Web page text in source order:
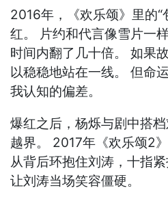
2016年，《欢乐颂》里的“
红。 片约和代言像雪片一
时间内翻了几十倍。 如果
以稳稳地站在一线。 但命
我认知的偏差。
爆红之后，杨烁与剧中搭
越界。 2017年《欢乐颂2
从背后环抱住刘涛，十指
让刘涛当场笑容僵硬。